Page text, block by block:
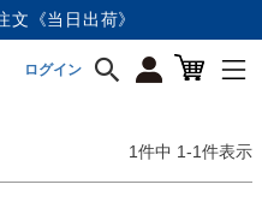
文《当日出荷》
ログイン
1件中 1-1件表示